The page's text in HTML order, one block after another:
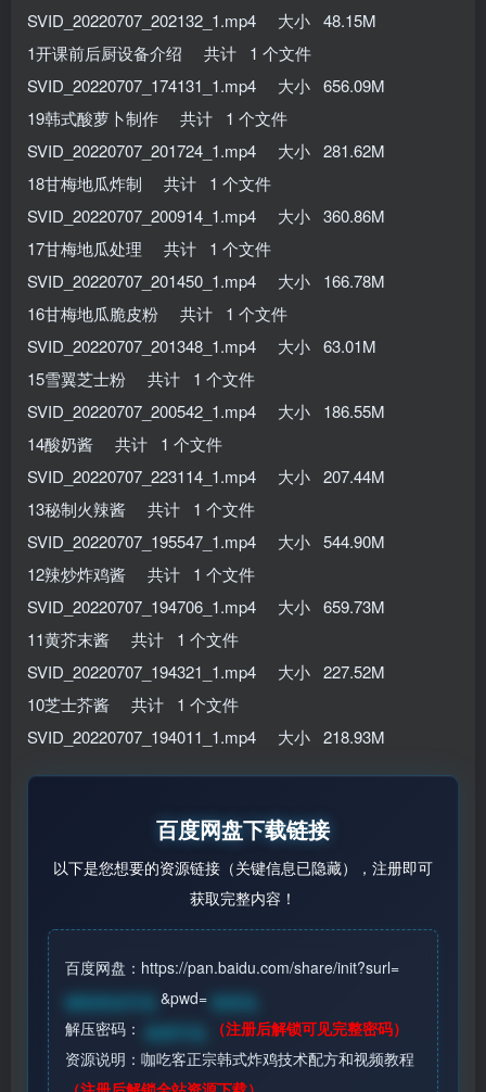
SVID_20220707_202132_1.mp4 大小 48.15M
1开课前后厨设备介绍 共计 1 个文件
SVID_20220707_174131_1.mp4 大小 656.09M
19韩式酸萝卜制作 共计 1 个文件
SVID_20220707_201724_1.mp4 大小 281.62M
18甘梅地瓜炸制 共计 1 个文件
SVID_20220707_200914_1.mp4 大小 360.86M
17甘梅地瓜处理 共计 1 个文件
SVID_20220707_201450_1.mp4 大小 166.78M
16甘梅地瓜脆皮粉 共计 1 个文件
SVID_20220707_201348_1.mp4 大小 63.01M
15雪翼芝士粉 共计 1 个文件
SVID_20220707_200542_1.mp4 大小 186.55M
14酸奶酱 共计 1 个文件
SVID_20220707_223114_1.mp4 大小 207.44M
13秘制火辣酱 共计 1 个文件
SVID_20220707_195547_1.mp4 大小 544.90M
12辣炒炸鸡酱 共计 1 个文件
SVID_20220707_194706_1.mp4 大小 659.73M
11黄芥末酱 共计 1 个文件
SVID_20220707_194321_1.mp4 大小 227.52M
10芝士芥酱 共计 1 个文件
SVID_20220707_194011_1.mp4 大小 218.93M
百度网盘下载链接
以下是您想要的资源链接（关键信息已隐藏），注册即可
获取完整内容！
百度网盘：https://pan.baidu.com/share/init?surl=
请登录后可见
&pwd=
解压密码：
（注册后解锁可见完整密码）
资源说明：咖吃客正宗韩式炸鸡技术配方和视频教程